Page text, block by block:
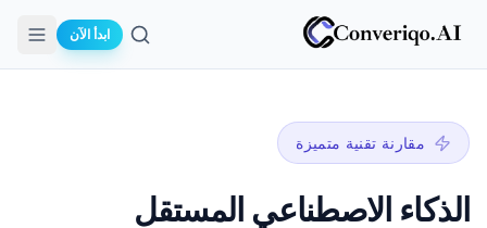
ابدأ الآن
مقارنة تقنية متميزة
الذكاء الاصطناعي المستقل